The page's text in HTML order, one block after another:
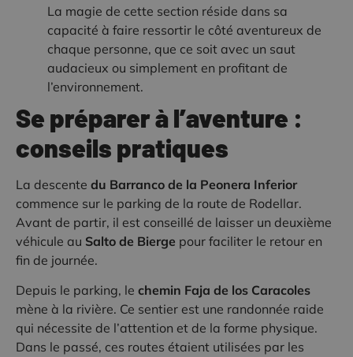
La magie de cette section réside dans sa
capacité à faire ressortir le côté aventureux de
chaque personne, que ce soit avec un saut
audacieux ou simplement en profitant de
l’environnement.
Se préparer à l’aventure :
conseils pratiques
La descente du Barranco de la Peonera Inferior
commence sur le parking de la route de Rodellar.
Avant de partir, il est conseillé de laisser un deuxième
véhicule au Salto de Bierge pour faciliter le retour en
fin de journée.
Depuis le parking, le chemin Faja de los Caracoles
mène à la rivière. Ce sentier est une randonnée raide
qui nécessite de l’attention et de la forme physique.
Dans le passé, ces routes étaient utilisées par les